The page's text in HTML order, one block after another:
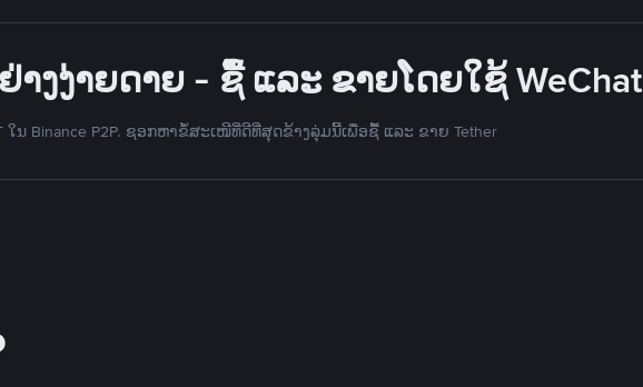
າງງ່າຍດາຍ - ຊື້ ແລະ ຂາຍໂດຍໃຊ້ WeChat
ໃນ Binance P2P. ຊອກຫາຂໍ້ສະເໜີທີ່ດີທີ່ສຸດຂ້າງລຸ່ມນີ້ເພື່ອຊື້ ແລະ ຂາຍ Tether